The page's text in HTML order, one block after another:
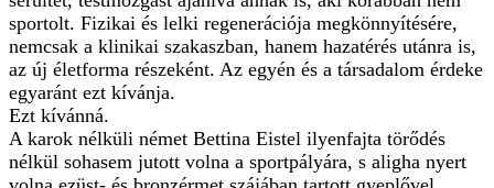
sportolt. Fizikai és lelki regenerációja megkönnyítésére,
nemcsak a klinikai szakaszban, hanem hazatérés utánra is,
az új életforma részeként. Az egyén és a társadalom érdeke
egyaránt ezt kívánja.
Ezt kívánná.
A karok nélküli német Bettina Eistel ilyenfajta törődés
nélkül sohasem jutott volna a sportpályára, s aligha nyert